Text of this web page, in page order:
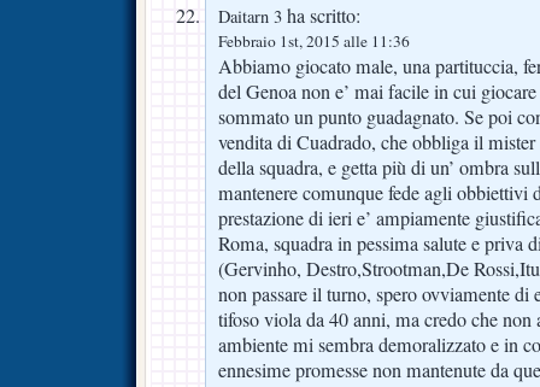
Daitarn 3 ha scritto:
Febbraio 1st, 2015 alle 11:36
Abbiamo giocato male, una partituccia,
del Genoa non e’ mai facile in cui
sommato un punto guadagnato. Se poi
vendita di Cuadrado, che obbliga il mister
della squadra, e getta più di un’ ombra
mantenere comunque fede agli obbiettivi
prestazione di ieri e’ ampiamente
Roma, squadra in pessima salute e priva
(Gervinho, Destro,Strootman,De
non passare il turno, spero ovviamente di
tifoso viola da 40 anni, ma credo che non
ambiente mi sembra demoralizzato e in
ennesime promesse non mantenute da